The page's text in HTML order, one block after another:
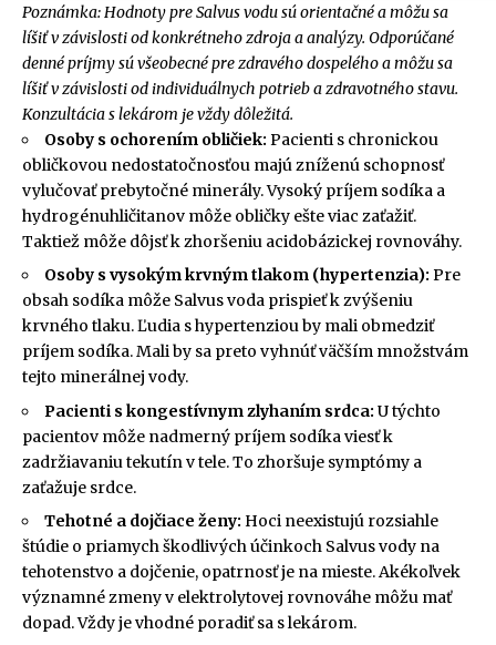
Poznámka: Hodnoty pre Salvus vodu sú orientačné a môžu sa
líšiť v závislosti od konkrétneho zdroja a analýzy. Odporúčané
denné príjmy sú všeobecné pre zdravého dospelého a môžu sa
líšiť v závislosti od individuálnych potrieb a zdravotného stavu.
Konzultácia s lekárom je vždy dôležitá.
Osoby s ochorením obličiek: Pacienti s chronickou
obličkovou nedostatočnosťou majú zníženú schopnosť
vylučovať prebytočné minerály. Vysoký príjem sodíka a
hydrogénuhličitanov môže obličky ešte viac zaťažiť.
Taktiež môže dôjsť k zhoršeniu acidobázickej rovnováhy.
Osoby s vysokým krvným tlakom (hypertenzia): Pre
obsah sodíka môže Salvus voda prispieť k zvýšeniu
krvného tlaku. Ľudia s hypertenziou by mali obmedziť
príjem sodíka. Mali by sa preto vyhnúť väčším množstvám
tejto minerálnej vody.
Pacienti s kongestívnym zlyhaním srdca: U týchto
pacientov môže nadmerný príjem sodíka viesť k
zadržiavaniu tekutín v tele. To zhoršuje symptómy a
zaťažuje srdce.
Tehotné a dojčiace ženy: Hoci neexistujú rozsiahle
štúdie o priamych škodlivých účinkoch Salvus vody na
tehotenstvo a dojčenie, opatrnosť je na mieste. Akékoľvek
významné zmeny v elektrolytovej rovnováhe môžu mať
dopad. Vždy je vhodné poradiť sa s lekárom.